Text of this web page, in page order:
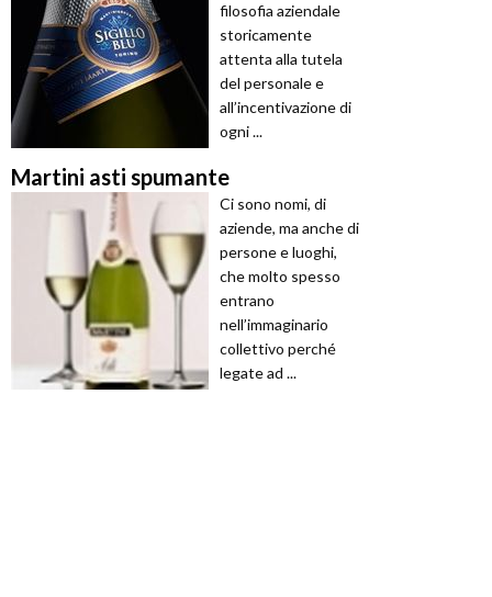
filosofia aziendale
storicamente
attenta alla tutela
del personale e
all’incentivazione di
ogni ...
Martini asti spumante
Ci sono nomi, di
aziende, ma anche di
persone e luoghi,
che molto spesso
entrano
nell’immaginario
collettivo perché
legate ad ...